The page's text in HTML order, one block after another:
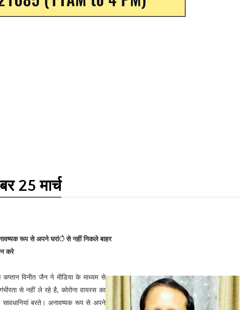
25 मार्च
रूप से अपने घरांे से नहीं निकले बाहर
करे
विनीत जैन ने मीडिया के माध्यम से
से नहीं ले रहे है, कोरोना वायरस का
बरते। अनावष्यक रूप से अपने